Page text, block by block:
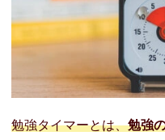
− デジタル
タイプ
− 自立タイ
− 立て掛け
勉強タイマーとは、勉強